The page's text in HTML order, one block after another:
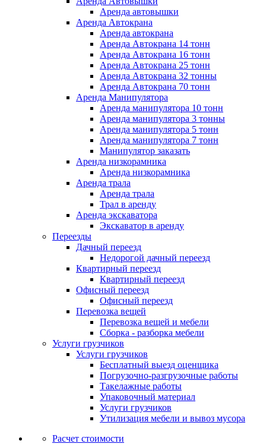
Аренда автовышки
Аренда Автокрана
Аренда автокрана
Аренда Автокрана 14 тонн
Аренда Автокрана 16 тонн
Аренда Автокрана 25 тонн
Аренда Автокрана 32 тонны
Аренда Автокрана 70 тонн
Аренда Манипулятора
Аренда манипулятора 10 тонн
Аренда манипулятора 3 тонны
Аренда манипулятора 5 тонн
Аренда манипулятора 7 тонн
Манипулятор заказать
Аренда низкорамника
Аренда низкорамника
Аренда трала
Аренда трала
Трал в аренду
Аренда экскаватора
Экскаватор в аренду
Переезды
Дачный переезд
Недорогой дачный переезд
Квартирный переезд
Квартирный переезд
Офисный переезд
Офисный переезд
Перевозка вещей
Перевозка вещей и мебели
Сборка - разборка мебели
Услуги грузчиков
Услуги грузчиков
Бесплатный выезд оценщика
Погрузочно-разгрузочные работы
Такелажные работы
Упаковочный материал
Услуги грузчиков
Утилизация мебели и вывоз мусора
Расчет стоимости